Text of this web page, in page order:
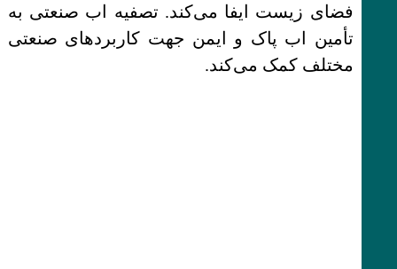
فضای زیست ایفا می‌کند. تصفیه اب صنعتی به
تأمین اب پاک و ایمن جهت کاربردهای صنعتی
مختلف کمک می‌کند.